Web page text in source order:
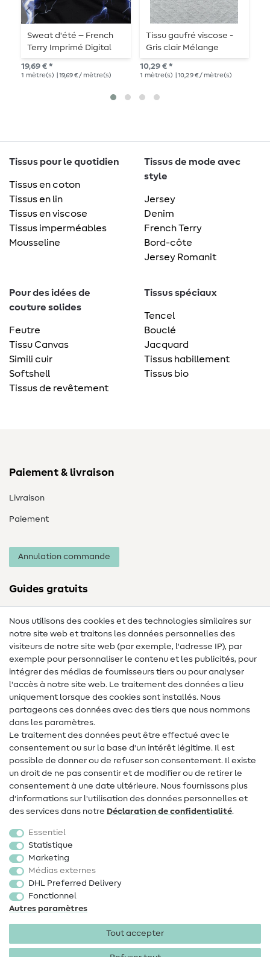
Sweat d'été – French
Terry Imprimé Digital
Éclairs Noir
19,69 € *
1 mètre(s) | 19,69 € / mètre(s)
Tissu gaufré viscose -
Gris clair Mélange
10,29 € *
1 mètre(s) | 10,29 € / mètre(s)
Tissus pour le quotidien
Tissus en coton
Tissus en lin
Tissus en viscose
Tissus imperméables
Mousseline
Tissus de mode avec
style
Jersey
Denim
French Terry
Bord-côte
Jersey Romanit
Pour des idées de
couture solides
Feutre
Tissu Canvas
Simili cuir
Softshell
Tissus de revêtement
Tissus spéciaux
Tencel
Bouclé
Jacquard
Tissus habillement
Tissus bio
Paiement & livraison
Livraison
Paiement
Annulation commande
Guides gratuits
Lexique de couture
Tutos de couture
Aide & contact
Contact
Changement de propriétaire
FAQ
Droit de rétractation
Populaire
Accessoires de couture
Promotions
Nous utilisons des cookies et des technologies similaires sur
notre site web et traitons les données personnelles des
visiteurs de notre site web (par exemple, l'adresse IP), par
exemple pour personnaliser le contenu et les publicités, pour
intégrer des médias de fournisseurs tiers ou pour analyser
l'accès à notre site web. Le traitement des données a lieu
uniquement lorsque des cookies sont installés. Nous
partageons ces données avec des tiers que nous nommons
dans les paramètres.
Le traitement des données peut être effectué avec le
consentement ou sur la base d'un intérêt légitime. Il est
possible de donner ou de refuser son consentement. Il existe
un droit de ne pas consentir et de modifier ou de retirer le
consentement à une date ultérieure. Nous fournissons plus
d'informations sur l'utilisation des données personnelles et
des services dans notre Déclaration de confidentialité.
Essentiel
Statistique
Marketing
Médias externes
DHL Preferred Delivery
Fonctionnel
Autres paramètres
Tout accepter
Mentions légales Protection des données CGV
Droit